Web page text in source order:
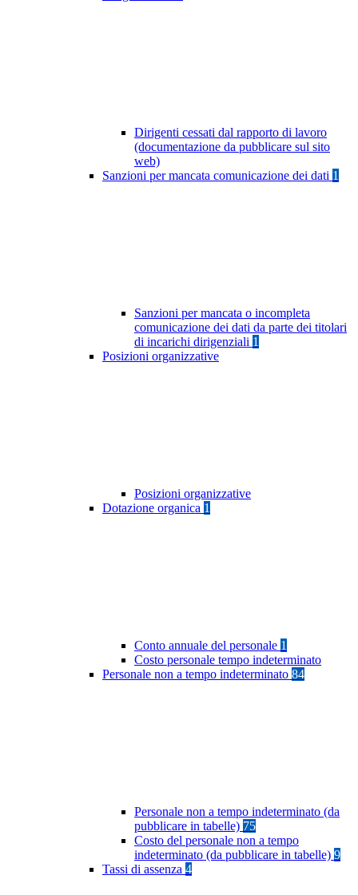
Dirigenti cessati dal rapporto di lavoro
(documentazione da pubblicare sul sito
web)
Sanzioni per mancata comunicazione dei dati 1
Sanzioni per mancata o incompleta
comunicazione dei dati da parte dei titolari
di incarichi dirigenziali 1
Posizioni organizzative
Posizioni organizzative
Dotazione organica 1
Conto annuale del personale 1
Costo personale tempo indeterminato
Personale non a tempo indeterminato 84
Personale non a tempo indeterminato (da
pubblicare in tabelle) 75
Costo del personale non a tempo
indeterminato (da pubblicare in tabelle) 9
Tassi di assenza 4